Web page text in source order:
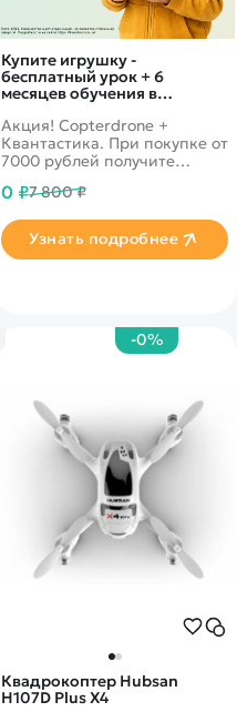
Купите игрушку -
бесплатный урок + 6
месяцев обучения в
Акция! Copterdrone +
Квантастика. При покупке от
7000 рублей получите
нашего партнера
0 ₽7 800 ₽
Узнать подробнее
-0%
Квадрокоптер Hubsan
H107D Plus X4